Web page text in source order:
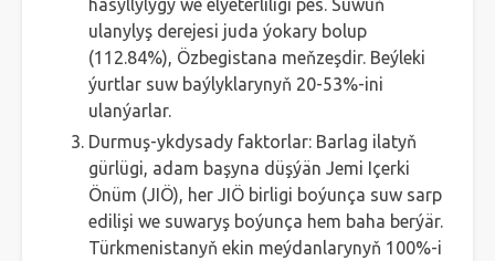
hasyllylygy we elýeterliligi pes. Suwuň
ulanylyş derejesi juda ýokary bolup
(112.84%), Özbegistana meňzeşdir. Beýleki
ýurtlar suw baýlyklarynyň 20-53%-ini
ulanýarlar.
Durmuş-ykdysady faktorlar: Barlag ilatyň
gürlügi, adam başyna düşýän Jemi Içerki
Önüm (JIÖ), her JIÖ birligi boýunça suw sarp
edilişi we suwaryş boýunça hem baha berýär.
Türkmenistanyň ekin meýdanlarynyň 100%-i